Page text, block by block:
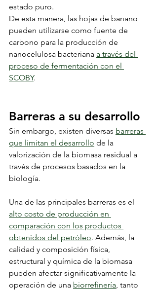
estado puro.
De esta manera, las hojas de banano
pueden utilizarse como fuente de
carbono para la producción de
nanocelulosa bacteriana a través del
proceso de fermentación con el
SCOBY.
Barreras a su desarrollo
Sin embargo, existen diversas barreras
que limitan el desarrollo de la
valorización de la biomasa residual a
través de procesos basados en la
biología.
Una de las principales barreras es el
alto costo de producción en
comparación con los productos
obtenidos del petróleo. Además, la
calidad y composición física,
estructural y química de la biomasa
pueden afectar significativamente la
operación de una biorrefinería, tanto